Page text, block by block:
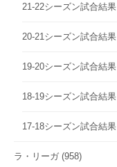
21-22シーズン試合結果
20-21シーズン試合結果
19-20シーズン試合結果
18-19シーズン試合結果
17-18シーズン試合結果
ラ・リーガ (958)